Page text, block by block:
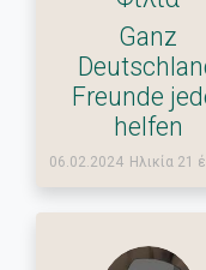
Ganz
Freunde
helfen
06.02.2024 Ηλικία 21